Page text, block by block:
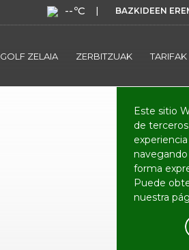
--ºC BAZKIDEEN
GOLF ZELAIA ZERBITZUAK TARIFAK
Este sitio
de
forma
Puede
nuestra